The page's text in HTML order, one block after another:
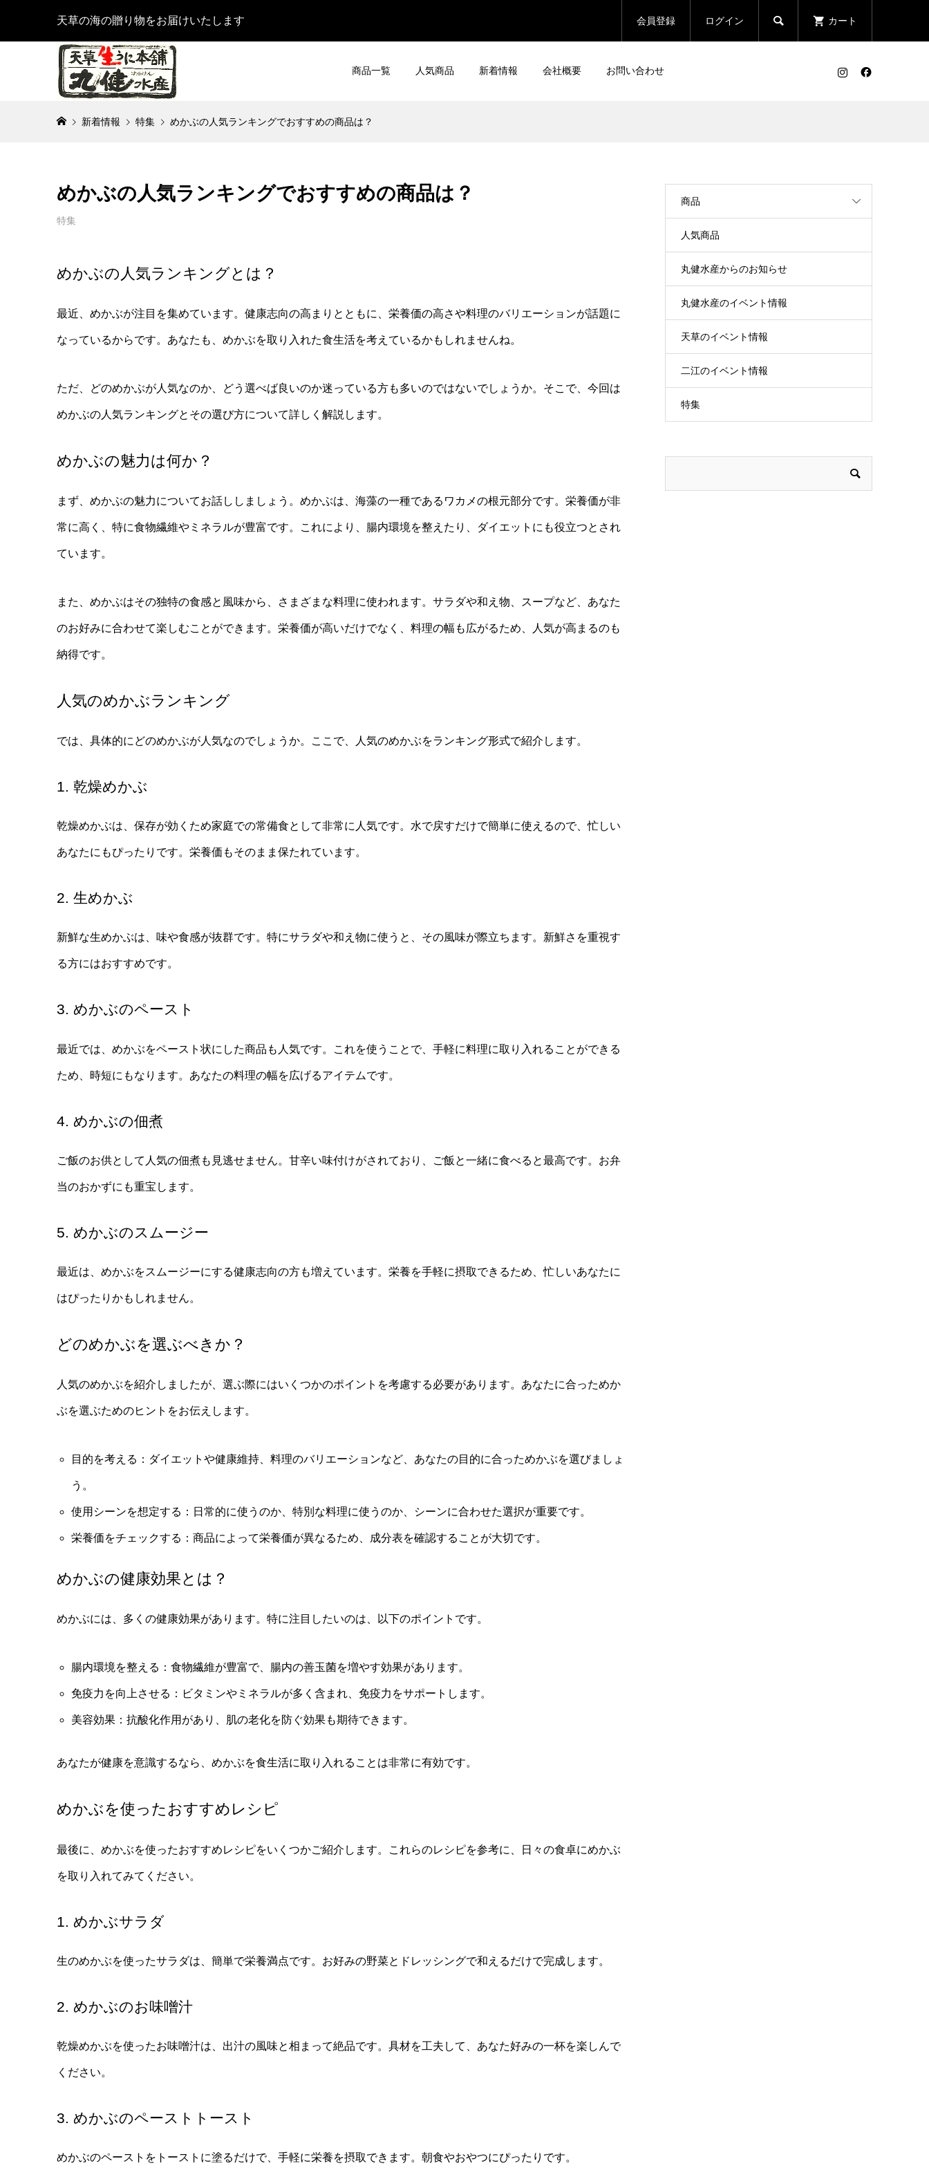
天草の海の贈り物をお届けいたします 会員登録 ログイン  カート
商品一覧 人気商品 新着情報 会社概要 お問い合わせ
新着情報 特集 めかぶの人気ランキングでおすすめの商品は？
めかぶの人気ランキングでおすすめの商品は？
特集
めかぶの人気ランキングとは？
最近、めかぶが注目を集めています。健康志向の高まりとともに、栄養価の高さや料理のバリエーションが話題に
なっているからです。あなたも、めかぶを取り入れた食生活を考えているかもしれませんね。
ただ、どのめかぶが人気なのか、どう選べば良いのか迷っている方も多いのではないでしょうか。そこで、今回は
めかぶの人気ランキングとその選び方について詳しく解説します。
めかぶの魅力は何か？
まず、めかぶの魅力についてお話ししましょう。めかぶは、海藻の一種であるワカメの根元部分です。栄養価が非
常に高く、特に食物繊維やミネラルが豊富です。これにより、腸内環境を整えたり、ダイエットにも役立つとされ
ています。
また、めかぶはその独特の食感と風味から、さまざまな料理に使われます。サラダや和え物、スープなど、あなた
のお好みに合わせて楽しむことができます。栄養価が高いだけでなく、料理の幅も広がるため、人気が高まるのも
納得です。
人気のめかぶランキング
では、具体的にどのめかぶが人気なのでしょうか。ここで、人気のめかぶをランキング形式で紹介します。
1. 乾燥めかぶ
乾燥めかぶは、保存が効くため家庭での常備食として非常に人気です。水で戻すだけで簡単に使えるので、忙しい
あなたにもぴったりです。栄養価もそのまま保たれています。
2. 生めかぶ
新鮮な生めかぶは、味や食感が抜群です。特にサラダや和え物に使うと、その風味が際立ちます。新鮮さを重視す
る方にはおすすめです。
3. めかぶのペースト
最近では、めかぶをペースト状にした商品も人気です。これを使うことで、手軽に料理に取り入れることができる
ため、時短にもなります。あなたの料理の幅を広げるアイテムです。
4. めかぶの佃煮
ご飯のお供として人気の佃煮も見逃せません。甘辛い味付けがされており、ご飯と一緒に食べると最高です。お弁
当のおかずにも重宝します。
5. めかぶのスムージー
最近は、めかぶをスムージーにする健康志向の方も増えています。栄養を手軽に摂取できるため、忙しいあなたに
はぴったりかもしれません。
どのめかぶを選ぶべきか？
人気のめかぶを紹介しましたが、選ぶ際にはいくつかのポイントを考慮する必要があります。あなたに合っためか
ぶを選ぶためのヒントをお伝えします。
目的を考える：ダイエットや健康維持、料理のバリエーションなど、あなたの目的に合っためかぶを選びましょ
う。
使用シーンを想定する：日常的に使うのか、特別な料理に使うのか、シーンに合わせた選択が重要です。
栄養価をチェックする：商品によって栄養価が異なるため、成分表を確認することが大切です。
めかぶの健康効果とは？
めかぶには、多くの健康効果があります。特に注目したいのは、以下のポイントです。
腸内環境を整える：食物繊維が豊富で、腸内の善玉菌を増やす効果があります。
免疫力を向上させる：ビタミンやミネラルが多く含まれ、免疫力をサポートします。
美容効果：抗酸化作用があり、肌の老化を防ぐ効果も期待できます。
あなたが健康を意識するなら、めかぶを食生活に取り入れることは非常に有効です。
めかぶを使ったおすすめレシピ
最後に、めかぶを使ったおすすめレシピをいくつかご紹介します。これらのレシピを参考に、日々の食卓にめかぶ
を取り入れてみてください。
1. めかぶサラダ
生のめかぶを使ったサラダは、簡単で栄養満点です。お好みの野菜とドレッシングで和えるだけで完成します。
2. めかぶのお味噌汁
乾燥めかぶを使ったお味噌汁は、出汁の風味と相まって絶品です。具材を工夫して、あなた好みの一杯を楽しんで
ください。
3. めかぶのペーストトースト
めかぶのペーストをトーストに塗るだけで、手軽に栄養を摂取できます。朝食やおやつにぴったりです。
商品
人気商品
丸健水産からのお知らせ
丸健水産のイベント情報
天草のイベント情報
二江のイベント情報
特集